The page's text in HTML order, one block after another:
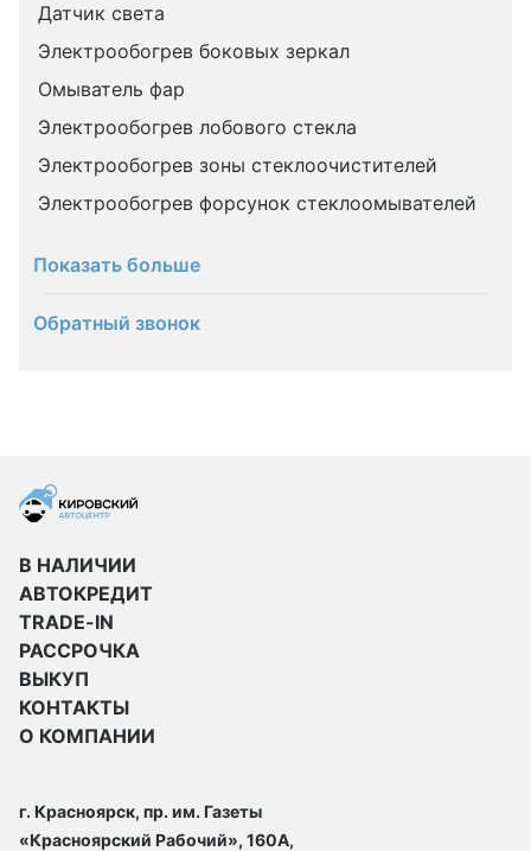
Датчик света
Электрообогрев боковых зеркал
Омыватель фар
Электрообогрев лобового стекла
Электрообогрев зоны стеклоочистителей
Электрообогрев форсунок стеклоомывателей
Показать больше
Обратный звонок
В НАЛИЧИИ
АВТОКРЕДИТ
TRADE-IN
РАССРОЧКА
ВЫКУП
КОНТАКТЫ
О КОМПАНИИ
г. Красноярск, пр. им. Газеты
«Красноярский Рабочий», 160А,